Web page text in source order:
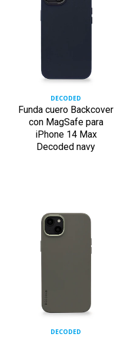
DECODED
Funda cuero Backcover
con MagSafe para
iPhone 14 Max
Decoded navy
DECODED